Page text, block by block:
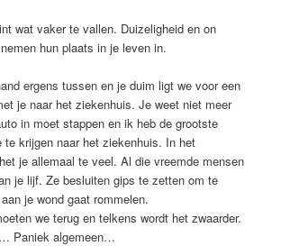
wat vaker te vallen. Duizeligheid en on
hun plaats in je leven in.
ergens tussen en je duim ligt we voor een
je naar het ziekenhuis. Je weet niet meer
in moet stappen en ik heb de grootste
te krijgen naar het ziekenhuis. In het
je allemaal te veel. Al die vreemde mensen
je lijf. Ze besluiten gips te zetten om te
je wond gaat rommelen.
we terug en telkens wordt het zwaarder.
Paniek algemeen…